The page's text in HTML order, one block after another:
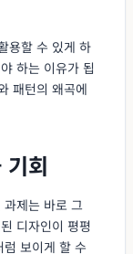
용할 수 있게 하
하는 이유가 됩
패턴의 왜곡에
회
제는 바로 그
디자인이 평평
보이게 할 수